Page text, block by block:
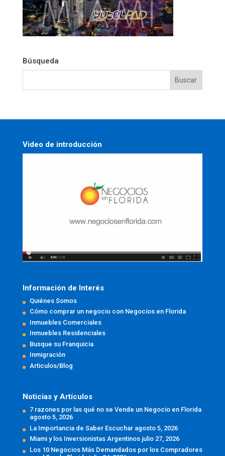
Búsqueda
Video de introducción
Información de Interés
Quiénes Somos
Cómo comprar un negocio con Negocios en Florida
Inmuebles Comerciales
Inmuebles Residenciales
Busque su Franquicia
Inmigración
Articulos/Blog
Noticias y Artículos
7 razones por las qué no se Vende un Negocio en Florida
agosto 5, 2026
La Importancia de Saber Escuchar agosto 5, 2026
Miami y los Inversionistas Argentinos julio 27, 2026
Los 10 Negocios Más Demandados por los Compradores